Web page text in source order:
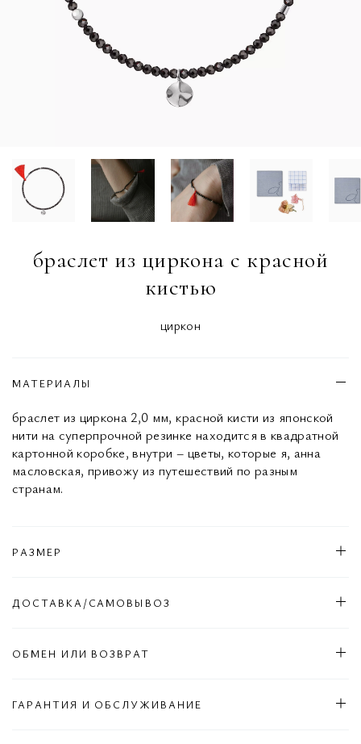
браслет из циркона с красной
кистью
циркон
МАТЕРИАЛЫ
браслет из циркона 2,0 мм, красной кисти из японской
нити на суперпрочной резинке находится в квадратной
картонной коробке, внутри – цветы, которые я, анна
масловская, привожу из путешествий по разным
странам.
РАЗМЕР
ДОСТАВКА/САМОВЫВОЗ
ОБМЕН ИЛИ ВОЗВРАТ
ГАРАНТИЯ И ОБСЛУЖИВАНИЕ